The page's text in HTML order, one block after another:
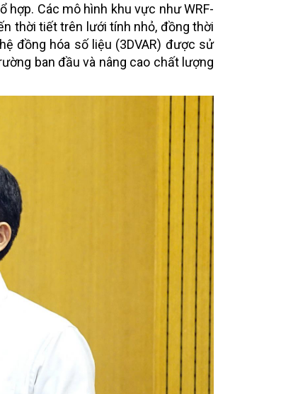
hợp. Các mô hình khu vực như WRF-
thời tiết trên lưới tính nhỏ, đồng thời
đồng hóa số liệu (3DVAR) được sử
ban đầu và nâng cao chất lượng